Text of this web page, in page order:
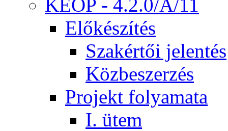
KEOP - 4.2.0/A/11
Előkészítés
Szakértői jelentés
Közbeszerzés
Projekt folyamata
I. ütem